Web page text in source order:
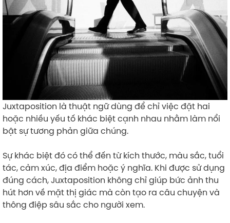
Juxtaposition là thuật ngữ dùng để chỉ việc đặt hai
hoặc nhiều yếu tố khác biệt cạnh nhau nhằm làm nổi
bật sự tương phản giữa chúng.
Sự khác biệt đó có thể đến từ kích thước, màu sắc, tuổi
tác, cảm xúc, địa điểm hoặc ý nghĩa. Khi được sử dụng
đúng cách, Juxtaposition không chỉ giúp bức ảnh thu
hút hơn về mặt thị giác mà còn tạo ra câu chuyện và
thông điệp sâu sắc cho người xem.